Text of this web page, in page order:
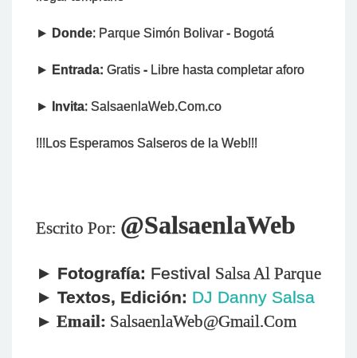
► Donde: Parque Simón Bolivar - Bogotá
► Entrada: Gratis - Libre hasta completar aforo
► Invita: SalsaenlaWeb.Com.co
!!!Los Esperamos Salseros de la Web!!!
Escrito Por: @SalsaenlaWeb
► Fotografía: Festival Salsa Al Parque
► Textos, Edición: DJ Danny Salsa
► Email: SalsaenlaWeb@Gmail.Com